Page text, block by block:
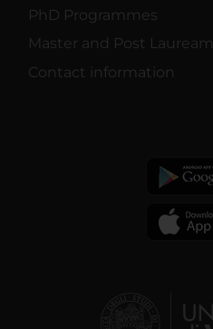
PhD Programmes
Master and Post Lauream
Contact information